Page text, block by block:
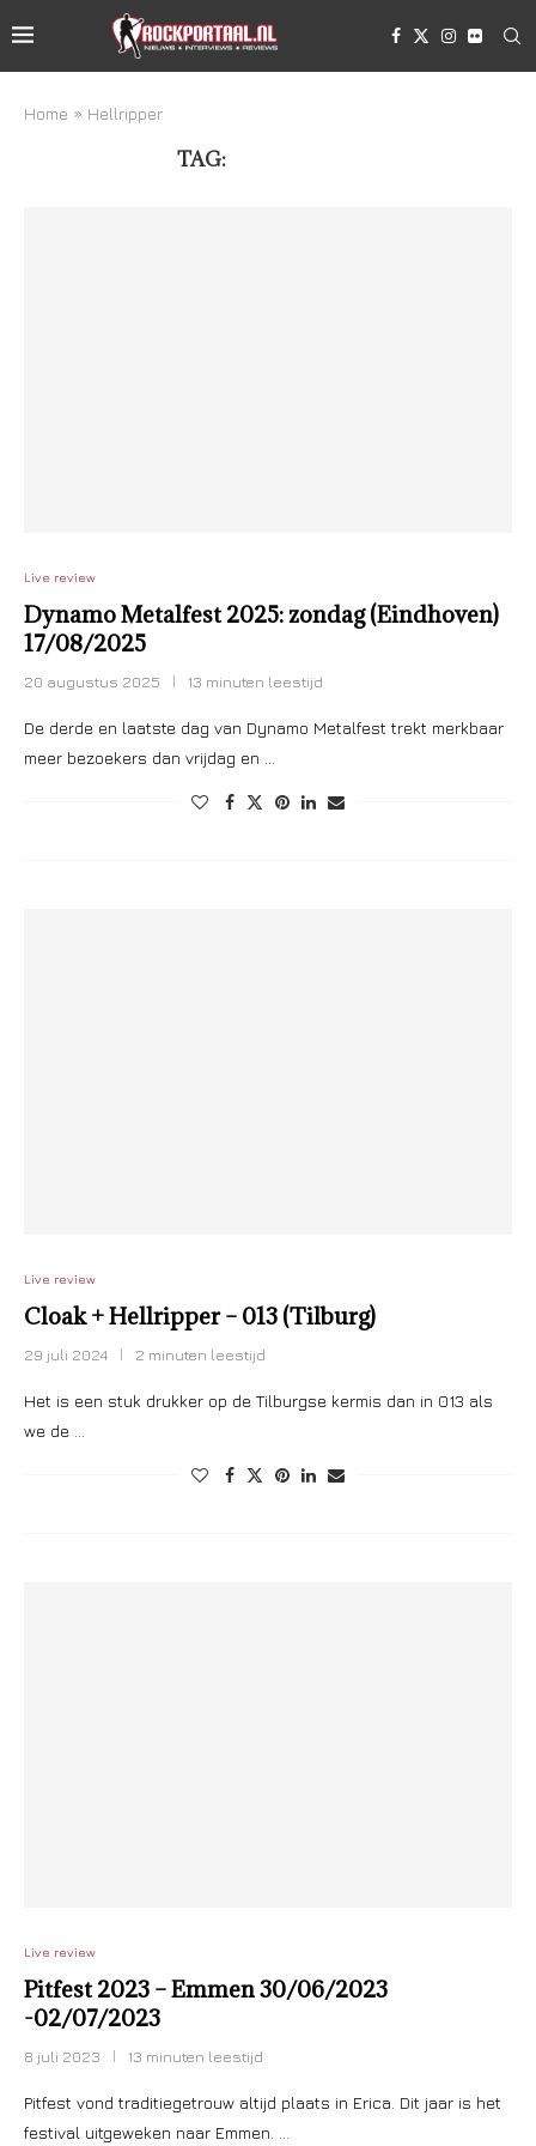
Home » Hellripper
TAG:
Live review
Dynamo Metalfest 2025: zondag (Eindhoven)
17/08/2025
20 augustus 2025 13 minuten leestijd
De derde en laatste dag van Dynamo Metalfest trekt merkbaar
meer bezoekers dan vrijdag en …
Live review
Cloak + Hellripper – 013 (Tilburg)
29 juli 2024 2 minuten leestijd
Het is een stuk drukker op de Tilburgse kermis dan in 013 als
we de …
Live review
Pitfest 2023 – Emmen 30/06/2023
-02/07/2023
8 juli 2023 13 minuten leestijd
Pitfest vond traditiegetrouw altijd plaats in Erica. Dit jaar is het
festival uitgeweken naar Emmen. …